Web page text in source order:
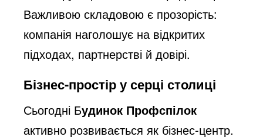
Важливою складовою є прозорість:
компанія наголошує на відкритих
підходах, партнерстві й довірі.
Бізнес-простір у серці столиці
Сьогодні Будинок Профспілок
активно розвивається як бізнес-центр.